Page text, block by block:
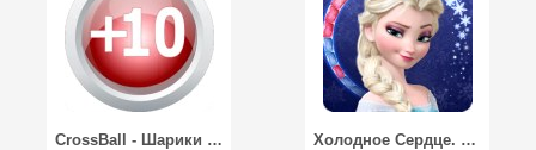
CrossBall - Шарики с цифрами Холодное Сердце. Сияние / Frozen Free Fall: Icy Shot